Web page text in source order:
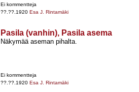
Ei kommentteja
??.??.1920 Esa J. Rintamäki
Pasila (vanhin), Pasila asema
Näkymää aseman pihalta.
Ei kommentteja
??.??.1920 Esa J. Rintamäki